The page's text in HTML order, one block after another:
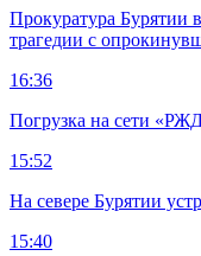
Прокуратура Бурятии
трагедии с
16:36
Погрузка на сети
15:52
На севере Бурятии
15:40